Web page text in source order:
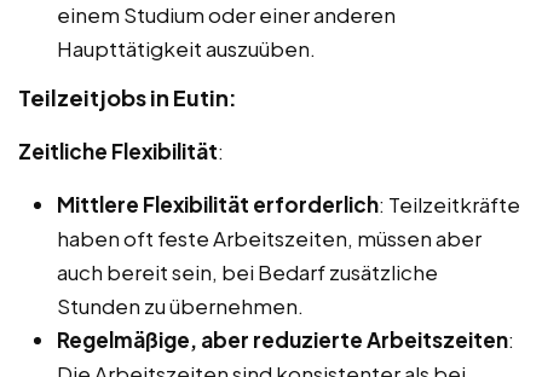
einem Studium oder einer anderen
Haupttätigkeit auszuüben.
Teilzeitjobs in Eutin:
Zeitliche Flexibilität:
Mittlere Flexibilität erforderlich: Teilzeitkräfte
haben oft feste Arbeitszeiten, müssen aber
auch bereit sein, bei Bedarf zusätzliche
Stunden zu übernehmen.
Regelmäßige, aber reduzierte Arbeitszeiten: